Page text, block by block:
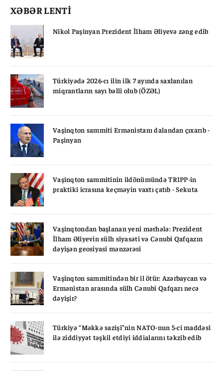
XƏBƏR LENTİ
Nikol Paşinyan Prezident İlham Əliyevə zəng edib
Türkiyədə 2026-cı ilin ilk 7 ayında saxlanılan
miqrantların sayı bəlli olub (ÖZƏL)
Vaşinqton sammiti Ermənistanı dalandan çıxarıb -
Paşinyan
Vaşinqton sammitinin ildönümündə TRIPP-in
praktiki icrasına keçməyin vaxtı çatıb - Sekuta
Vaşinqtondan başlanan yeni mərhələ: Prezident
İlham Əliyevin sülh siyasəti və Cənubi Qafqazın
dəyişən geosiyasi mənzərəsi
Vaşinqton sammitindən bir il ötür: Azərbaycan və
Ermənistan arasında sülh Cənubi Qafqazı necə
dəyişir?
Türkiyə “Məkkə sazişi”nin NATO-nun 5-ci maddəsi
ilə ziddiyyət təşkil etdiyi iddialarını təkzib edib